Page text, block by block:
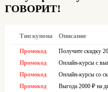
ГОВОРИТ!
Тип купона Описание
Промокод
Промокод
Промокод
Онлайн-курсы со
Промокод